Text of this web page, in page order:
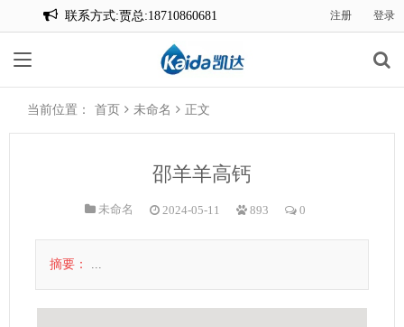
联系方式:贾总:18710860681
联系方式:贾总:18710860681
注册 登录
当前位置： 首页 未命名 正文
邵羊羊高钙
未命名 2024-05-11 893 0
摘要： ...